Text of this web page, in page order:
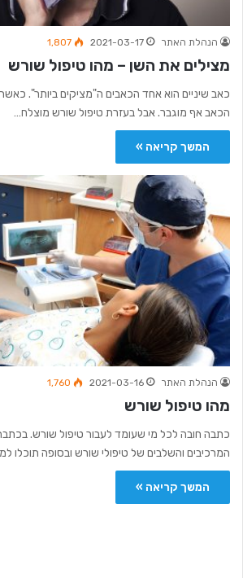
הנהלת האתר 2021-03-17
1,807
מצילים את השן – מהו טיפול שורש
כאב שיניים הוא אחד הכאבים ה"מציקים ביותר".
הכאב אף מוגבר. אבל בעזרת טיפול שורש מוצלח…
המשך קריאה »
הנהלת האתר 2021-03-16
1,760
מהו טיפול שורש
כתבה חובה לכל מי שעומד לעבור טיפול שורש.
המרכיבים והשלבים של טיפולי שורש ובסופה תוכלו
המשך קריאה »